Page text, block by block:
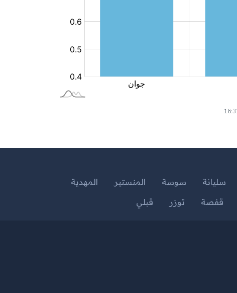
سليانة سوسة المنستير
المهدية
قفصة توزر قبلي